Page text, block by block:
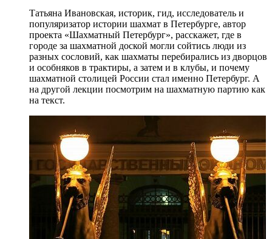
Татьяна Ивановская, историк, гид, исследователь и
популяризатор истории шахмат в Петербурге, автор
проекта «Шахматный Петербург», расскажет, где в
городе за шахматной доской могли сойтись люди из
разных сословий, как шахматы перебирались из дворцов
и особняков в трактиры, а затем и в клубы, и почему
шахматной столицей России стал именно Петербург. А
на другой лекции посмотрим на шахматную партию как
на текст.